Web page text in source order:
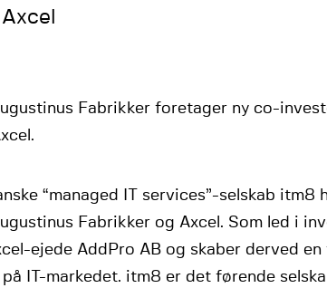
Fabrikker foretager ny co-
“managed IT services”-selskab itm8
Fabrikker og Axcel. Som led i
ejede AddPro AB og skaber derved
IT-markedet. itm8 er det førende